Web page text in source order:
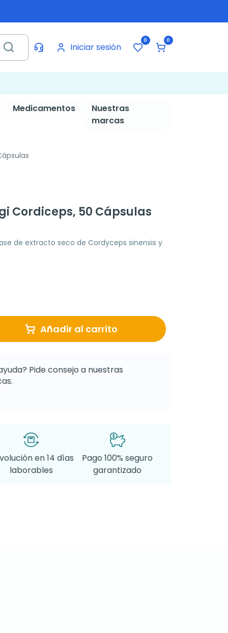
Iniciar sesión
0 0
Medicamentos
Nuestras
marcas
Cordiceps, 50 Cápsulas
de extracto seco de Cordyceps sinensis y
Añadir al carrito
Pide consejo a nuestras
en 14 días
laborables
Pago 100% seguro
garantizado